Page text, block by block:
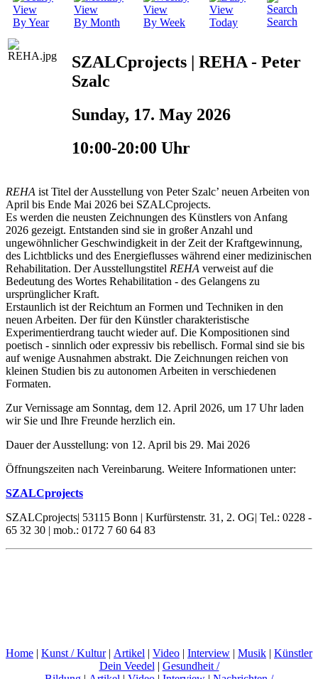
By Year By Month By Week Today Search
SZALCprojects | REHA - Peter
Szalc
Sunday, 17. May 2026
10:00-20:00 Uhr
REHA ist Titel der Ausstellung von Peter Szalc’ neuen Arbeiten von
April bis Ende Mai 2026 bei SZALCprojects.
Es werden die neusten Zeichnungen des Künstlers von Anfang
2026 gezeigt. Entstanden sind sie in großer Anzahl und
ungewöhnlicher Geschwindigkeit in der Zeit der Kraftgewinnung,
des Lichtblicks und des Energieflusses während einer medizinischen
Rehabilitation. Der Ausstellungstitel REHA verweist auf die
Bedeutung des Wortes Rehabilitation - des Gelangens zu
ursprünglicher Kraft.
Erstaunlich ist der Reichtum an Formen und Techniken in den
neuen Arbeiten. Der für den Künstler charakteristische
Experimentierdrang taucht wieder auf. Die Kompositionen sind
poetisch - sinnlich oder expressiv bis rebellisch. Formal sind sie bis
auf wenige Ausnahmen abstrakt. Die Zeichnungen reichen von
kleinen Studien bis zu autonomen Arbeiten in verschiedenen
Formaten.
Zur Vernissage am Sonntag, dem 12. April 2026, um 17 Uhr laden
wir Sie und Ihre Freunde herzlich ein.
Dauer der Ausstellung: von 12. April bis 29. Mai 2026
Öffnungszeiten nach Vereinbarung. Weitere Informationen unter:
SZALCprojects
SZALCprojects| 53115 Bonn | Kurfürstenstr. 31, 2. OG| Tel.: 0228 -
65 32 30 | mob.: 0172 7 60 64 83
Home | Kunst / Kultur| Artikel | Video | Interview | Musik | Künstler
Dein Veedel | Gesundheit /